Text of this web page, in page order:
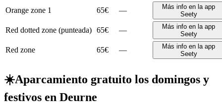
Orange zone 1 65€ —
Más info en la app
Seety
Red dotted zone (punteada) 65€ —
Más info en la app
Seety
Red zone 65€ —
Más info en la app
Seety
☀️Aparcamiento gratuito los domingos y
festivos en Deurne